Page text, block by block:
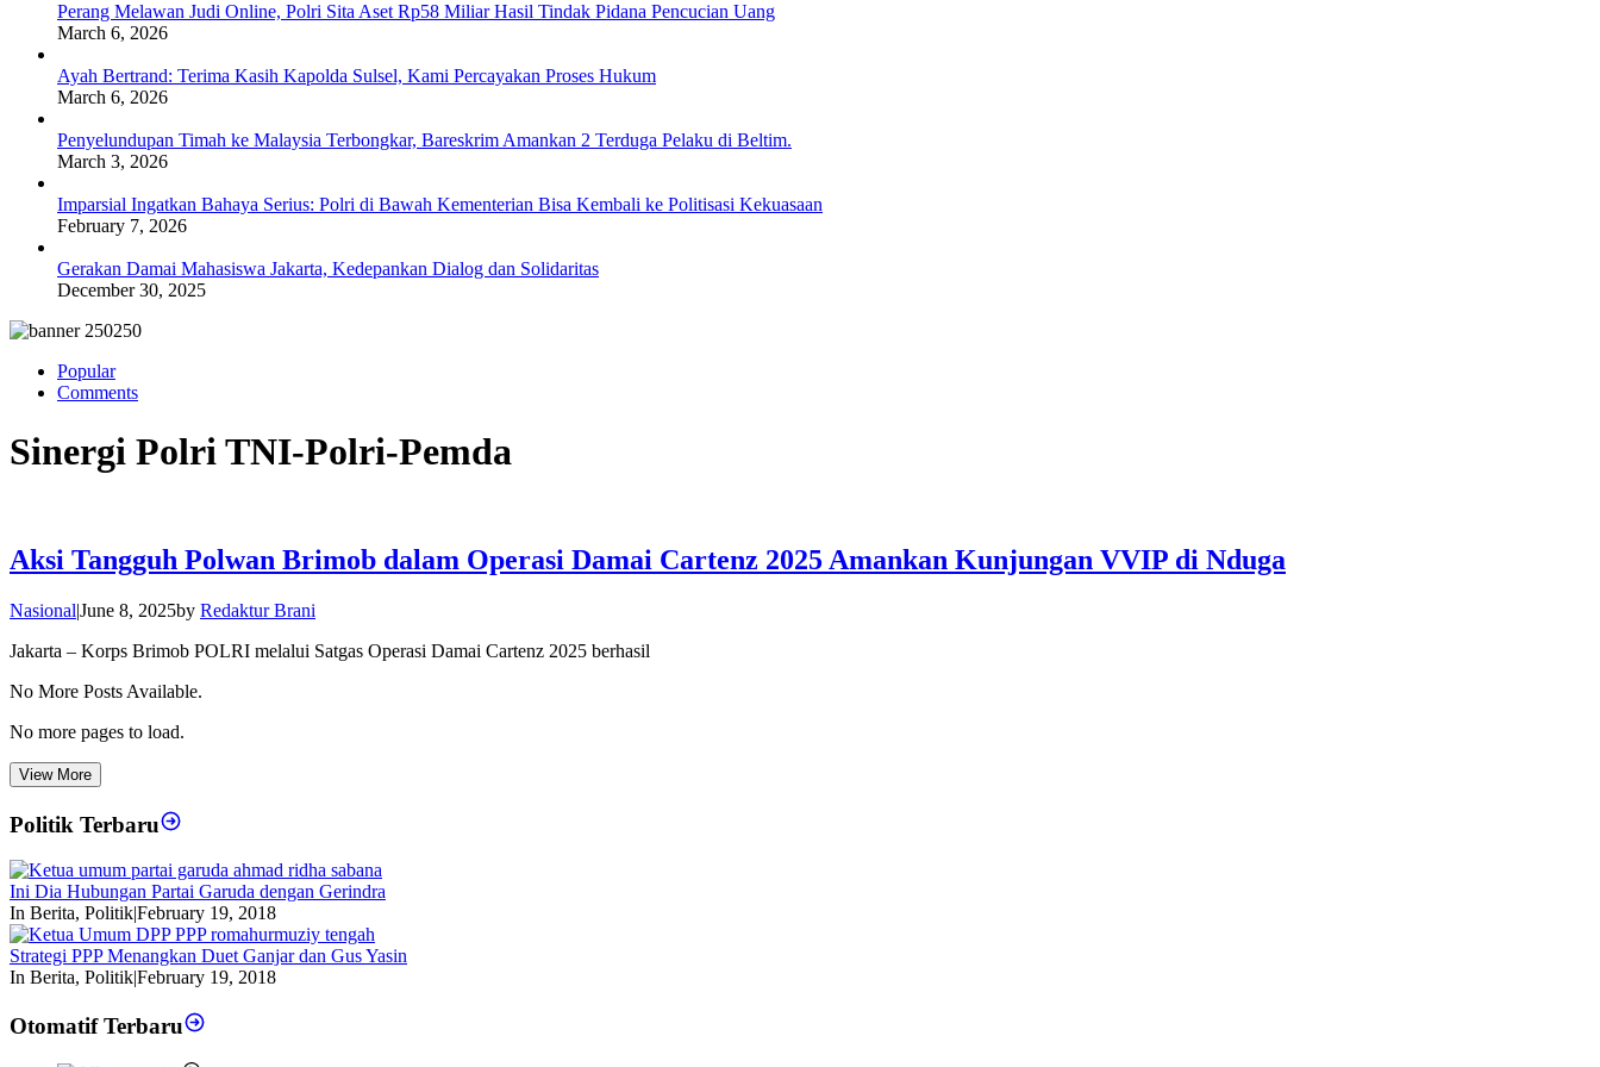
Perang Melawan Judi Online, Polri Sita Aset Rp58 Miliar Hasil Tindak Pidana Pencucian Uang
March 6, 2026
Ayah Bertrand: Terima Kasih Kapolda Sulsel, Kami Percayakan Proses Hukum
March 6, 2026
Penyelundupan Timah ke Malaysia Terbongkar, Bareskrim Amankan 2 Terduga Pelaku di Beltim.
March 3, 2026
Imparsial Ingatkan Bahaya Serius: Polri di Bawah Kementerian Bisa Kembali ke Politisasi Kekuasaan
February 7, 2026
Gerakan Damai Mahasiswa Jakarta, Kedepankan Dialog dan Solidaritas
December 30, 2025
Popular
Comments
Sinergi Polri TNI-Polri-Pemda
Aksi Tangguh Polwan Brimob dalam Operasi Damai Cartenz 2025 Amankan Kunjungan VVIP di Nduga
Nasional|June 8, 2025by Redaktur Brani
Jakarta – Korps Brimob POLRI melalui Satgas Operasi Damai Cartenz 2025 berhasil
No More Posts Available.
No more pages to load.
View More
Politik Terbaru
Ini Dia Hubungan Partai Garuda dengan Gerindra
In Berita, Politik|February 19, 2018
Strategi PPP Menangkan Duet Ganjar dan Gus Yasin
In Berita, Politik|February 19, 2018
Otomatif Terbaru